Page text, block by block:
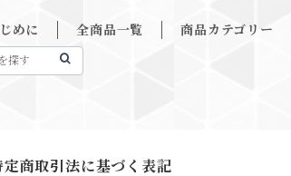
めに 全商品一覧 商品カテゴリー
定商取引法に基づく表記